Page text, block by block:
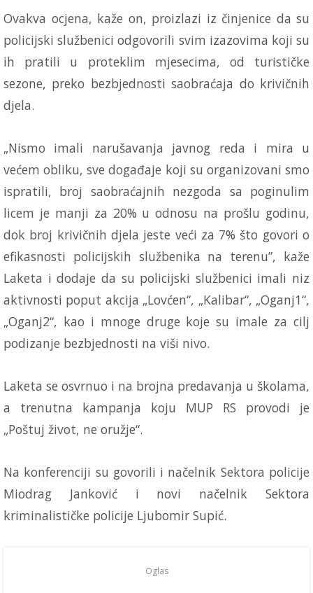
Ovakva ocjena, kaže on, proizlazi iz činjenice da su
policijski službenici odgovorili svim izazovima koji su
ih pratili u proteklim mjesecima, od turističke
sezone, preko bezbjednosti saobraćaja do krivičnih
djela.
„Nismo imali narušavanja javnog reda i mira u
većem obliku, sve događaje koji su organizovani smo
ispratili, broj saobraćajnih nezgoda sa poginulim
licem je manji za 20% u odnosu na prošlu godinu,
dok broj krivičnih djela jeste veći za 7% što govori o
efikasnosti policijskih službenika na terenu”, kaže
Laketa i dodaje da su policijski službenici imali niz
aktivnosti poput akcija „Lovćen“, „Kalibar“, „Oganj1“,
„Oganj2“, kao i mnoge druge koje su imale za cilj
podizanje bezbjednosti na viši nivo.
Laketa se osvrnuo i na brojna predavanja u školama,
a trenutna kampanja koju MUP RS provodi je
„Poštuj život, ne oružje“.
Na konferenciji su govorili i načelnik Sektora policije
Miodrag Janković i novi načelnik Sektora
kriminalističke policije Ljubomir Supić.
Oglas